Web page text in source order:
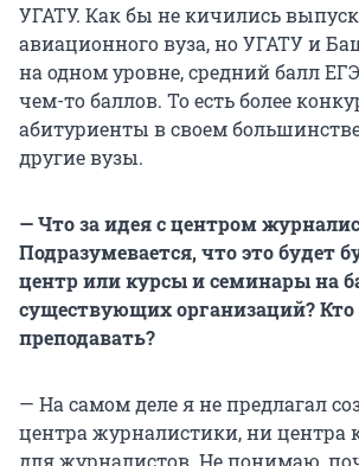
УГАТУ. Как бы не кичились
авиационного вуза, но УГАТУ и
на одном уровне, средний балл
чем-то баллов. То есть более
абитуриенты в своем
другие вузы.
— Что за идея с центром
Подразумевается, что это будет
центр или курсы и семинары на
существующих организаций? Кто
преподавать?
— На самом деле я не предлагал
центра журналистики, ни центра
для журналистов. Не понимаю,